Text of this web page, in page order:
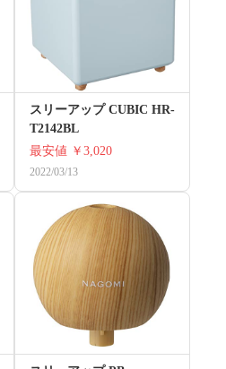
スリーアップ CUBIC HR-
T2142BL
最安値 ￥3,020
2022/03/13